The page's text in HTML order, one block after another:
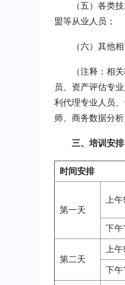
（五）各类
盟等从业人员；
（六）其他
（注释：相
员、资产评估专
利代理专业人员
师、商务数据分
三、培训安排
时间安排
第一天
上
下
第二天
上
下